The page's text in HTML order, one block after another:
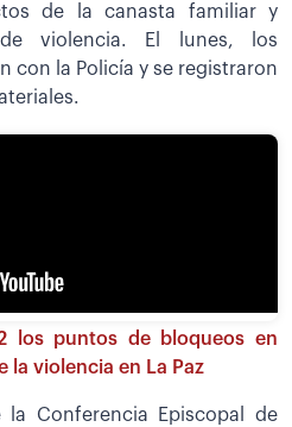
de la canasta familiar y
violencia. El lunes, los
con la Policía y se registraron
los puntos de bloqueos en
la violencia en La Paz
la Conferencia Episcopal de